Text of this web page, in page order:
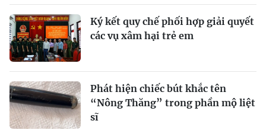
Ký kết quy chế phối hợp giải quyết
các vụ xâm hại trẻ em
Phát hiện chiếc bút khắc tên
“Nông Thăng” trong phần mộ liệt
sĩ